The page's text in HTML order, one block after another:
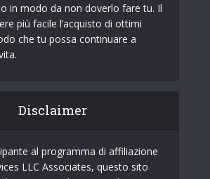
in modo da non doverlo fare tu. Il
più facile l’acquisto di ottimi
che tu possa continuare a
Disclaimer
al programma di affiliazione
LLC Associates, questo sito